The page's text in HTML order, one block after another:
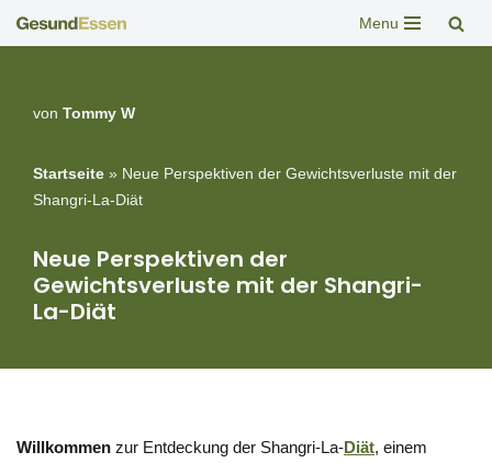
springen
Menu
von Tommy W
Startseite » Neue Perspektiven der Gewichtsverluste mit der
Shangri-La-Diät
Neue Perspektiven der
Gewichtsverluste mit der Shangri-
La-Diät
Willkommen zur Entdeckung der Shangri-La-Diät, einem